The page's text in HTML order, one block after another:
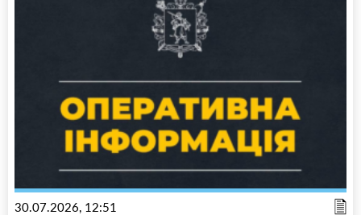
30.07.2026, 12:51